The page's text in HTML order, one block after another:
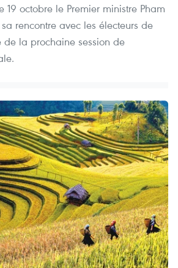
octobre le Premier ministre Pham
rencontre avec les électeurs de
la prochaine session de